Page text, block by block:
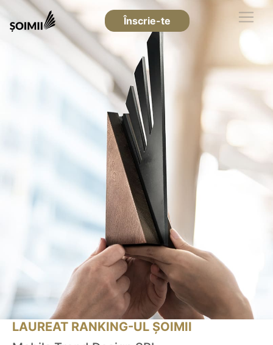
Înscrie-te
LAUREAT RANKING-UL ȘOIMII